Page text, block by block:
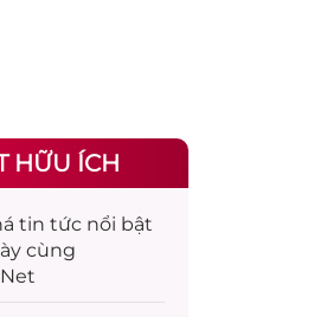
HỮU ÍCH
tin tức nổi bật
cùng